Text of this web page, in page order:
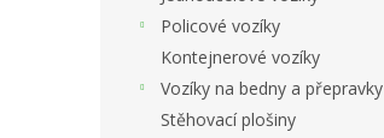
Policové vozíky
Kontejnerové vozíky
Vozíky na bedny a přepravky
Stěhovací plošiny